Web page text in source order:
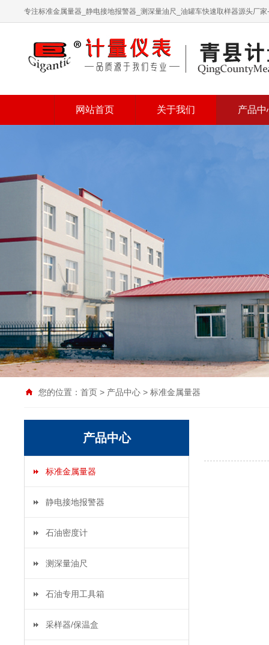
专注标准金属量器_静电接地报警器_测深量油尺_油罐车快速取样器源头厂
网站首页 关于我们 产品中
您的位置： 首页 > 产品中心 > 标准金属量器
产品中心
标准金属量器
静电接地报警器
石油密度计
测深量油尺
石油专用工具箱
采样器/保温盒